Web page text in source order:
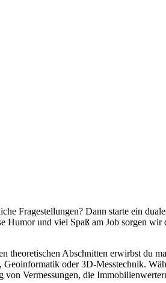
Fragestellungen? Dann starte ein
und viel Spaß am Job sorgen
Abschnitten erwirbst du
oder 3D-Messtechnik.
Vermessungen, die